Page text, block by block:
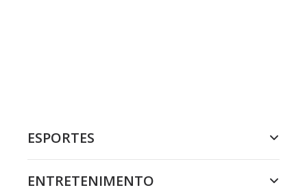
ESPORTES
ENTRETENIMENTO